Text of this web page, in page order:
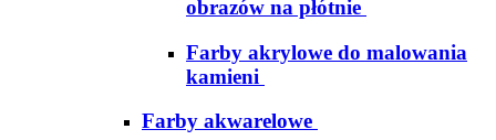
obrazów na płótnie
Farby akrylowe do malowania
kamieni
Farby akwarelowe